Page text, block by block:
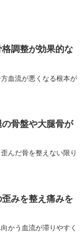
調整が効果的な
血流が悪くなる根本が
骨盤や大腿骨が
んだ骨を整えない限り
みを整え痛みを
かう血流が滞りやすく